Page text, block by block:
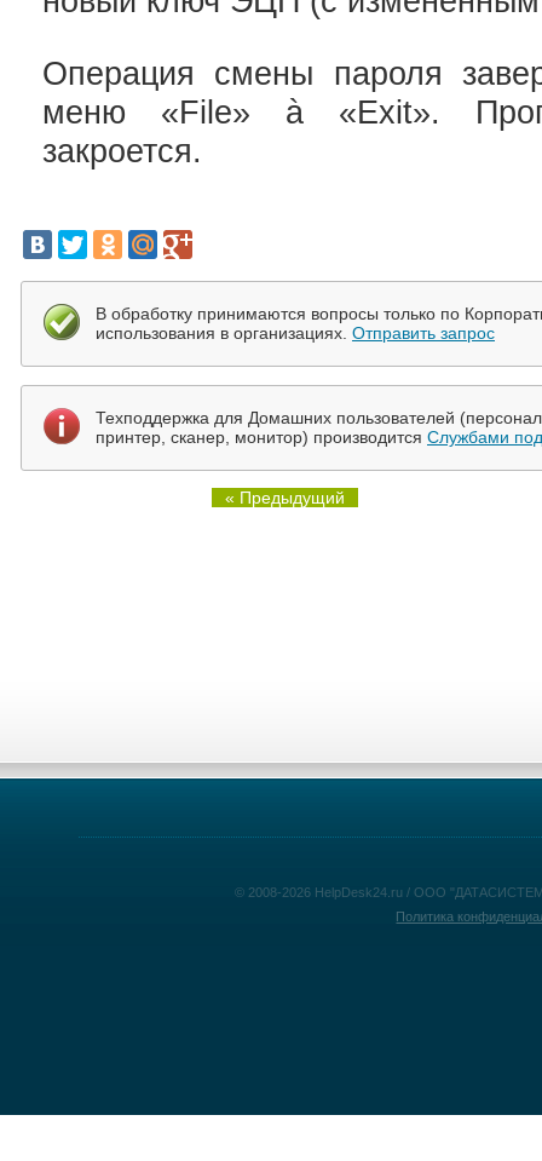
Операция смены пароля
меню «File» à «Exit».
закроется.
В обработку принимаются вопросы только по
использования в организациях. Отправить запрос
Техподдержка для Домашних пользователей
принтер, сканер, монитор) производится Службами
« Предыдущий
© 2008-2026 HelpDesk24.ru / ООО
Политика